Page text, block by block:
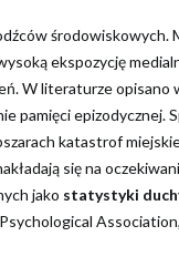
środowiskowych.
ekspozycję
W literaturze opisano
pamięci epizodycznej.
katastrof
się na
jako statystyki